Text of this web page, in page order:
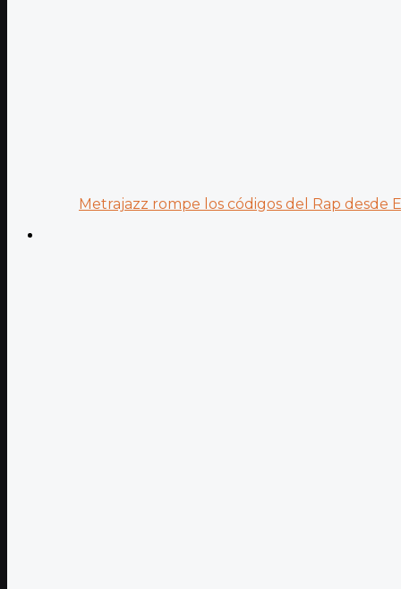
Metrajazz rompe los códigos del Rap desde